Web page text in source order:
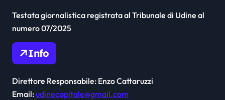
Testata giornalistica registrata al Tribunale di Udine al
numero 07/2025
Info
Direttore Responsabile: Enzo Cattaruzzi
Email:udinecapitale@gmail.com